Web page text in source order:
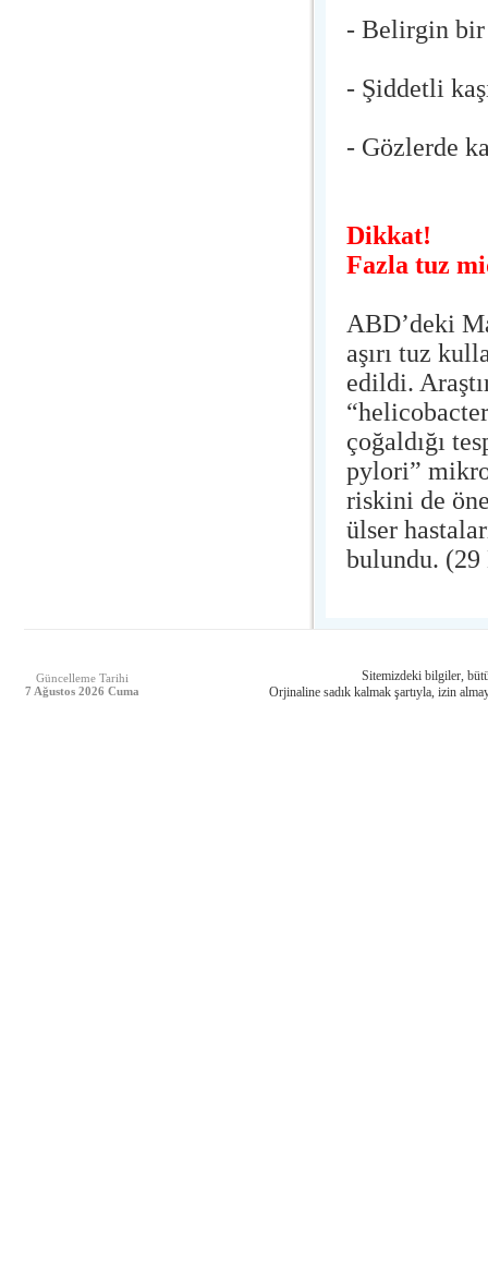
- Belirgin bir
- Şiddetli
- Gözlerde
Dikkat!
Fazla tuz
ABD’deki
aşırı tuz
edildi.
çoğaldığı
pylori”
riskini de
ülser
bulundu. (29
Güncelleme Tarihi
7 Ağustos 2026 Cuma
Sitemizdeki bilgiler,
Orjinaline sadık kalmak şartıyla, izin